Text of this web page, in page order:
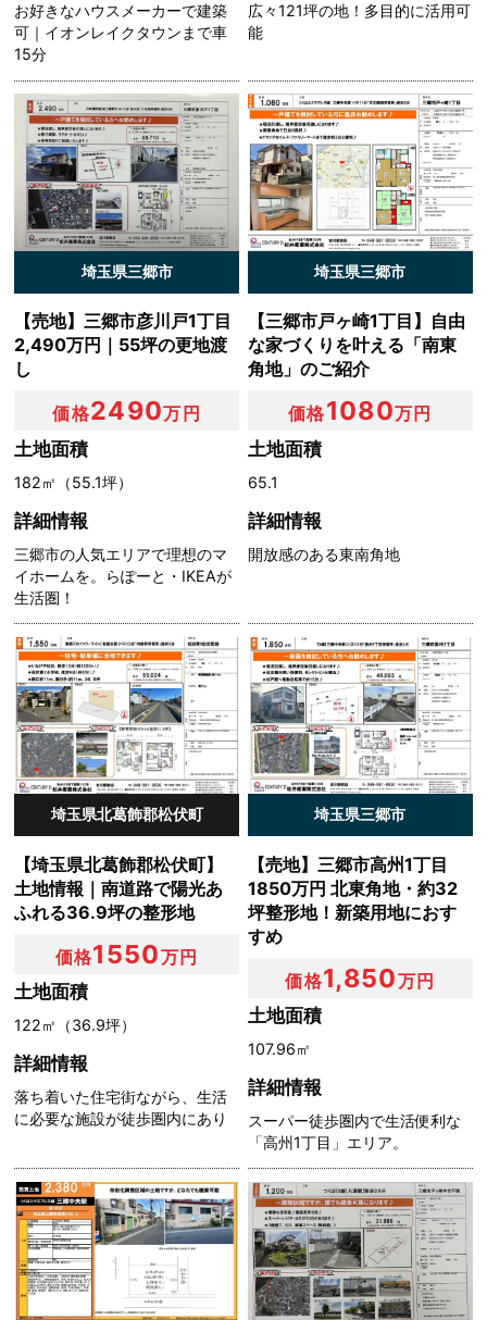
金額，氏名，住所，銀行口座番号やクレジットカード番号
などの支払に関する情報などを利用する目的
めに，当社に登録されている情報を入力画面に表示させた
り，ユーザーのご指示に基づいて他のサービスなど（提携
先が提供するものも含みます）に転送したりする目的
（6）代金の支払を遅滞したり第三者に損害を発生させた
りするなど，本サービスの利用規約に違反したユーザー
や，不正・不当な目的でサービスを利用しようとするユー
ザーの利用をお断りするために，利用態様，氏名や住所な
ど個人を特定するための情報を利用する目的
（7）ユーザーからのお問い合わせに対応するために，お
問い合わせ内容や代金の請求に関する情報など当社がユー
ザーに対してサービスを提供するにあたって必要となる情
報や，ユーザーのサービス利用状況，連絡先情報などを利
（8）上記の利用目的に付随する目的
当社は，次に掲げる場合を除いて，あらかじめユーザーの
同意を得ることなく，第三者に個人情報を提供することは
ありません。ただし，個人情報保護法その他の法令で認め
られる場合を除きます。
（1）法令に基づく場合
（2）人の生命，身体または財産の保護のために必要があ
る場合であって，本人の同意を得ることが困難であるとき
（3）公衆衛生の向上または児童の健全な育成の推進のた
めに特に必要がある場合であって，本人の同意を得ること
が困難であるとき
（4）国の機関もしくは地方公共団体またはその委託を受
けた者が法令の定める事務を遂行することに対して協力す
る必要がある場合であって，本人の同意を得ることにより
当該事務の遂行に支障を及ぼすおそれがあるとき
（5）予め次の事項を告知あるいは公表をしている場合
利用目的に第三者への提供を含むこと
第三者に提供されるデータの項目
第三者への提供の手段または方法
本人の求めに応じて個人情報の第三者への提供を停止する
こと
前項の定めにかかわらず，次に掲げる場合は第三者には該
当しないものとします。
（1）当社が利用目的の達成に必要な範囲内において個
人情報の取扱いの全部または一部を委託する場合
（2）合併その他の事由による事業の承継に伴って個人
情報が提供される場合
（3）個人情報を特定の者との間で共同して利用する場
合であって，その旨並びに共同して利用される個人情報の
項目，共同して利用する者の範囲，利用する者の利用目的
および当該個人情報の管理について責任を有する者の氏名
または名称について，あらかじめ本人に通知し，または本
人が容易に知り得る状態に置いているとき
お好きなハウスメーカーで建築
可｜イオンレイクタウンまで車
15分
広々121坪の地！多目的に活用可
能
埼玉県三郷市
【売地】三郷市彦川戸1丁目
2,490万円｜55坪の更地渡
し
価格2490万円
土地面積
182㎡（55.1坪）
詳細情報
三郷市の人気エリアで理想のマ
イホームを。らぽーと・IKEAが
生活圏！
埼玉県三郷市
【三郷市戸ヶ崎1丁目】自由
な家づくりを叶える「南東
角地」のご紹介
価格1080万円
土地面積
65.1
詳細情報
開放感のある東南角地
埼玉県北葛飾郡松伏町
【埼玉県北葛飾郡松伏町】
土地情報｜南道路で陽光あ
ふれる36.9坪の整形地
価格1550万円
土地面積
122㎡（36.9坪）
詳細情報
落ち着いた住宅街ながら、生活
に必要な施設が徒歩圏内にあり
埼玉県三郷市
【売地】三郷市高州1丁目
1850万円 北東角地・約32
坪整形地！新築用地におす
すめ
価格1,850万円
土地面積
107.96㎡
詳細情報
スーパー徒歩圏内で生活便利な
「高州1丁目」エリア。